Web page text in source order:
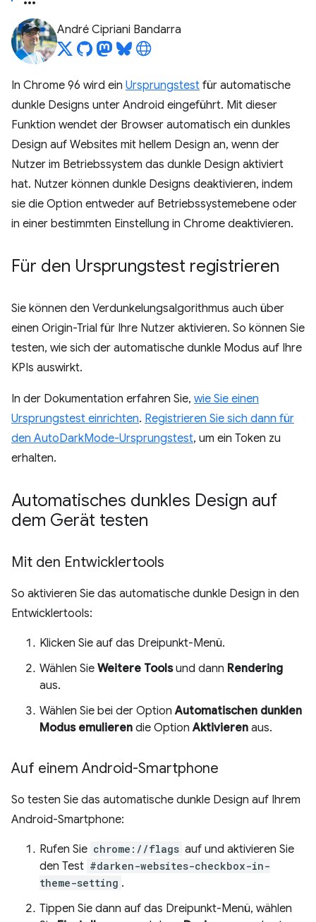
André Cipriani Bandarra
In Chrome 96 wird ein Ursprungstest für automatische
dunkle Designs unter Android eingeführt. Mit dieser
Funktion wendet der Browser automatisch ein dunkles
Design auf Websites mit hellem Design an, wenn der
Nutzer im Betriebssystem das dunkle Design aktiviert
hat. Nutzer können dunkle Designs deaktivieren, indem
sie die Option entweder auf Betriebssystemebene oder
in einer bestimmten Einstellung in Chrome deaktivieren.
Für den Ursprungstest registrieren
Sie können den Verdunkelungsalgorithmus auch über
einen Origin-Trial für Ihre Nutzer aktivieren. So können Sie
testen, wie sich der automatische dunkle Modus auf Ihre
KPIs auswirkt.
In der Dokumentation erfahren Sie, wie Sie einen
Ursprungstest einrichten. Registrieren Sie sich dann für
den AutoDarkMode-Ursprungstest, um ein Token zu
erhalten.
Automatisches dunkles Design auf
dem Gerät testen
Mit den Entwicklertools
So aktivieren Sie das automatische dunkle Design in den
Entwicklertools:
Klicken Sie auf das Dreipunkt-Menü.
Wählen Sie Weitere Toolsund dann Rendering
aus.
Wählen Sie bei der OptionAutomatischen dunklen
Modus emulieren die OptionAktivieren aus.
Auf einem Android-Smartphone
So testen Sie das automatische dunkle Design auf Ihrem
Android-Smartphone:
Rufen Sie chrome://flags auf und aktivieren Sie
den Test #darken-websites-checkbox-in-
theme-setting .
Tippen Sie dann auf das Dreipunkt-Menü, wählen